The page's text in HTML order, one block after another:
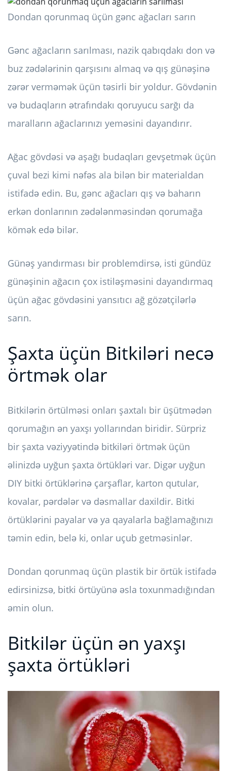
Dondan qorunmaq üçün gənc ağacları sarın
Gənc ağacların sarılması, nazik qabıqdakı don və
buz zədələrinin qarşısını almaq və qış günəşinə
zərər verməmək üçün təsirli bir yoldur. Gövdənin
və budaqların ətrafındakı qoruyucu sarğı da
maralların ağaclarınızı yeməsini dayandırır.
Ağac gövdəsi və aşağı budaqları gevşetmək üçün
çuval bezi kimi nəfəs ala bilən bir materialdan
istifadə edin. Bu, gənc ağacları qış və baharın
erkən donlarının zədələnməsindən qorumağa
kömək edə bilər.
Günəş yandırması bir problemdirsə, isti gündüz
günəşinin ağacın çox istiləşməsini dayandırmaq
üçün ağac gövdəsini yansıtıcı ağ gözətçilərlə
sarın.
Şaxta üçün Bitkiləri necə
örtmək olar
Bitkilərin örtülməsi onları şaxtalı bir üşütmədən
qorumağın ən yaxşı yollarından biridir. Sürpriz
bir şaxta vəziyyətində bitkiləri örtmək üçün
əlinizdə uyğun şaxta örtükləri var. Digər uyğun
DIY bitki örtüklərinə çarşaflar, karton qutular,
kovalar, pərdələr və dəsmallar daxildir. Bitki
örtüklərini payalar və ya qayalarla bağlamağınızı
təmin edin, belə ki, onlar uçub getməsinlər.
Dondan qorunmaq üçün plastik bir örtük istifadə
edirsinizsə, bitki örtüyünə əsla toxunmadığından
əmin olun.
Bitkilər üçün ən yaxşı
şaxta örtükləri